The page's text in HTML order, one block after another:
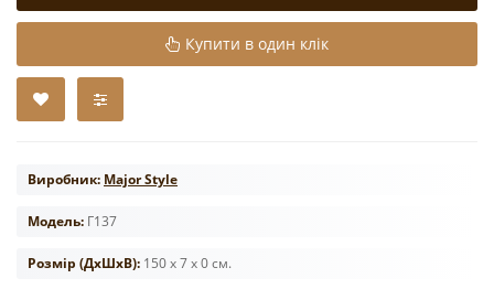
Купити в один клік
Виробник: Major Style
Модель: Г137
Розмір (ДxШxВ): 150 x 7 x 0 см.